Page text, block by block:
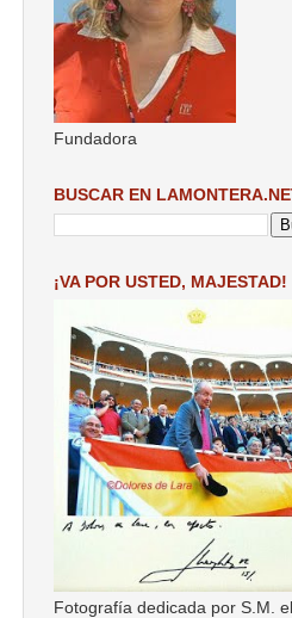
Fundadora
BUSCAR EN
¡VA POR USTED, MAJESTAD!
Fotografía dedicada por S.M.